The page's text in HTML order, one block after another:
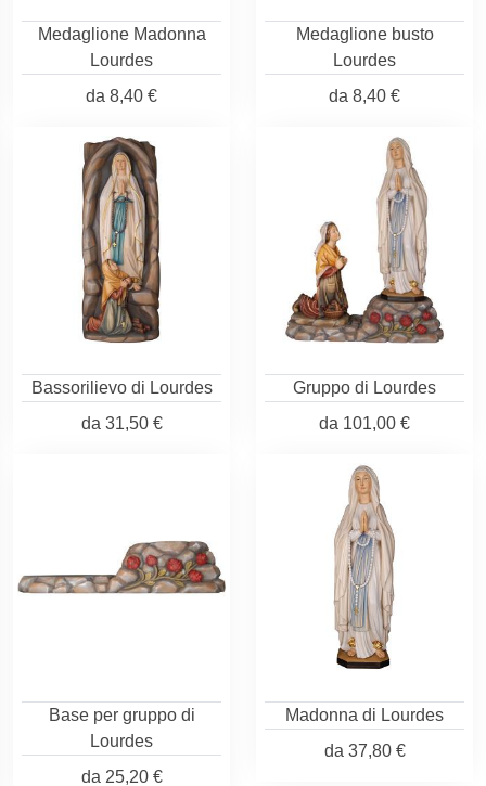
Medaglione Madonna
Lourdes
da 8,40 €
Medaglione busto
Lourdes
da 8,40 €
Bassorilievo di Lourdes
da 31,50 €
Gruppo di Lourdes
da 101,00 €
Base per gruppo di
Lourdes
da 25,20 €
Madonna di Lourdes
da 37,80 €